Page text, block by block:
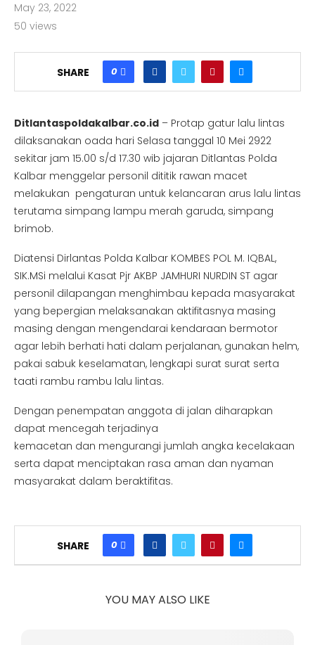
May 23, 2022
50 views
SHARE 0
Ditlantaspoldakalbar.co.id – Protap gatur lalu lintas
dilaksanakan oada hari Selasa tanggal 10 Mei 2922
sekitar jam 15.00 s/d 17.30 wib jajaran Ditlantas Polda
Kalbar menggelar personil dititik rawan macet
melakukan pengaturan untuk kelancaran arus lalu lintas
terutama simpang lampu merah garuda, simpang
brimob.
Diatensi Dirlantas Polda Kalbar KOMBES POL M. IQBAL,
SIK.MSi melalui Kasat Pjr AKBP JAMHURI NURDIN ST agar
personil dilapangan menghimbau kepada masyarakat
yang bepergian melaksanakan aktifitasnya masing
masing dengan mengendarai kendaraan bermotor
agar lebih berhati hati dalam perjalanan, gunakan helm,
pakai sabuk keselamatan, lengkapi surat surat serta
taati rambu rambu lalu lintas.
Dengan penempatan anggota di jalan diharapkan
dapat mencegah terjadinya
kemacetan dan mengurangi jumlah angka kecelakaan
serta dapat menciptakan rasa aman dan nyaman
masyarakat dalam beraktifitas.
SHARE 0
YOU MAY ALSO LIKE